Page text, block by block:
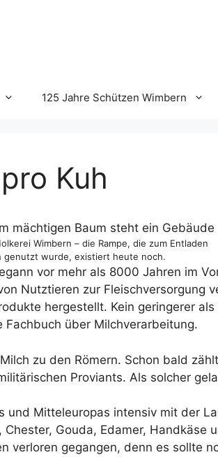
125 Jahre Schützen Wimbern
Kuh
Wimbern – die Rampe, die zum Entladen
genutzt wurde, existiert heute noch.
vor mehr als 8000 Jahren im
Nutztieren zur Fleischversorgung
hergestellt. Kein geringerer
über Milchverarbeitung.
zu den Römern. Schon bald
Proviants. Als solcher
Mitteleuropas intensiv mit der
Gouda, Edamer, Handkäse
verloren gegangen, denn es sollte